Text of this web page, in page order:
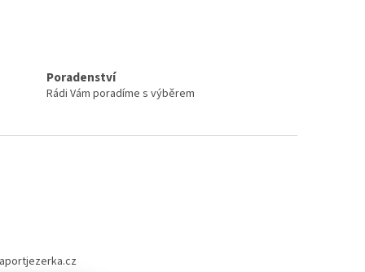
Poradenství
Rádi Vám poradíme s výběrem
aportjezerka.cz